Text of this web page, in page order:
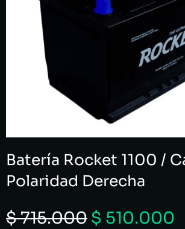
Batería Rocket 1100 /
Polaridad Derecha
$715.000 $ 510.000